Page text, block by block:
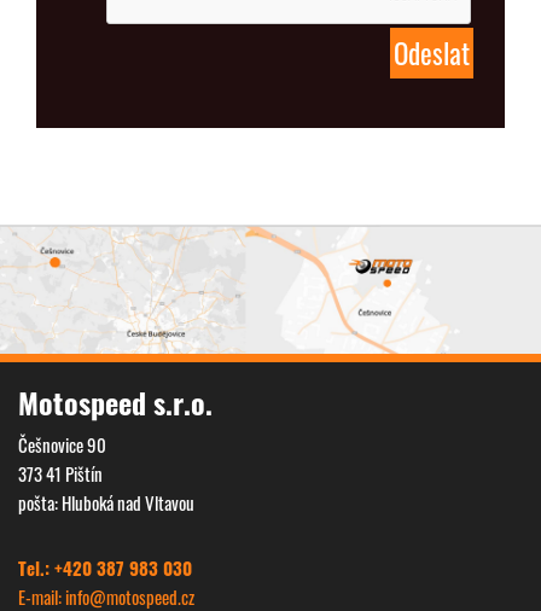
Motospeed s.r.o.
Češnovice 90
373 41 Pištín
pošta: Hluboká nad Vltavou
Tel.: +420 387 983 030
E-mail: info@motospeed.cz